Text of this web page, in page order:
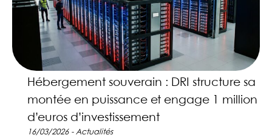
Hébergement souverain : DRI structure sa
montée en puissance et engage 1 million
d’euros d’investissement
16/03/2026 - Actualités